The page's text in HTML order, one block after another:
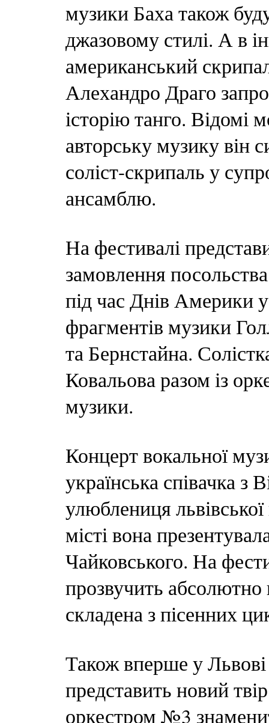
музики Баха також
джазовому стилі. А в
американський
Алехандро Драго
історію танго. Відомі
авторську музику він
соліст-скрипаль у
ансамблю.
На фестивалі
замовлення
під час Днів Америки
фрагментів музики
та Бернстайна.
Ковальова разом із
музики.
Концерт вокальної
українська співачка з
улюблениця
місті вона
Чайковського. На
прозвучить
складена з пісенних
Також вперше у
представить новий
оркестром №3